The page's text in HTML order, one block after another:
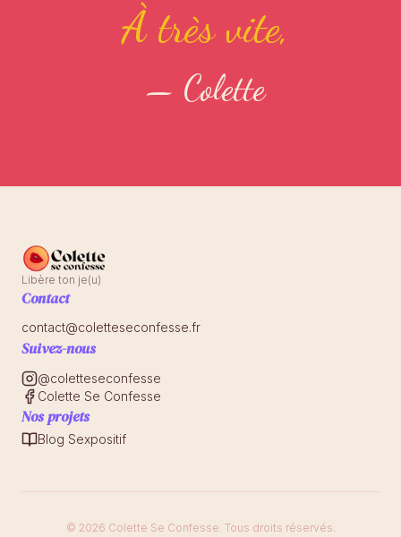
À très vite,
— Colette
Libère ton je(u)
Contact
contact@coletteseconfesse.fr
Suivez-nous
@coletteseconfesse
Colette Se Confesse
Nos projets
Blog Sexpositif
© 2026 Colette Se Confesse. Tous droits réservés.